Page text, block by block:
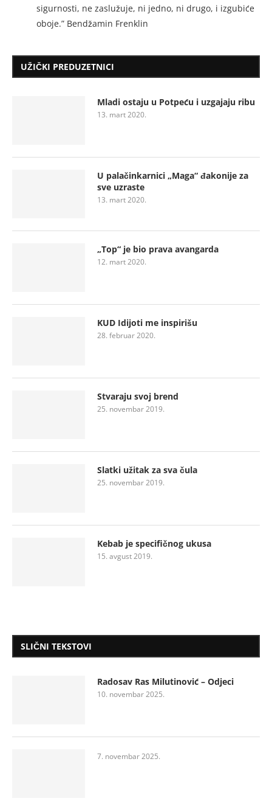
sigurnosti, ne zaslužuje, ni jedno, ni drugo, i izgubiće
oboje.” Bendžamin Frenklin
UŽIČKI PREDUZETNICI
Mladi ostaju u Potpeću i uzgajaju ribu
13. mart 2020.
U palačinkarnici „Maga“ đakonije za
sve uzraste
13. mart 2020.
„Top“ je bio prava avangarda
12. mart 2020.
KUD Idijoti me inspirišu
28. februar 2020.
Stvaraju svoj brend
25. novembar 2019.
Slatki užitak za sva čula
25. novembar 2019.
Kebab je specifičnog ukusa
15. avgust 2019.
SLIČNI TEKSTOVI
Radosav Ras Milutinović – Odjeci
10. novembar 2025.
7. novembar 2025.